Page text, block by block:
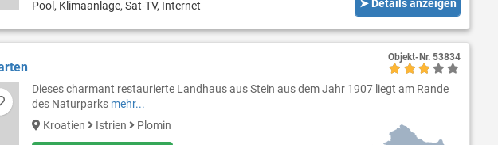
Pool, Klimaanlage, Sat-TV, Internet
➤ Details anzeigen
Dieses charmant restaurierte Landhaus aus Stein aus dem Jahr 1907 liegt am Rande
des Naturparks mehr...
Kroatien
Istrien Plomin
Objekt-Nr. 53834